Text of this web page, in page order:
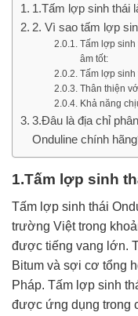
1.Tấm lợp sinh thái
2. Vì sao tấm lợp
Tấm lợp sinh
âm tốt:
Tấm lợp sinh
Thân thiện
Khả năng
3.Đâu là địa chỉ
Onduline chính
1.Tấm lợp sinh
Tấm lợp sinh thái
trường Việt trong
được tiếng vang lớn.
Bitum và sợi cơ tổng
Pháp. Tấm lợp sinh
được ứng dụng trong